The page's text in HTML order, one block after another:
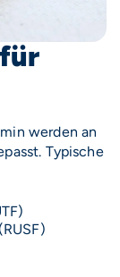
werden an
Typische